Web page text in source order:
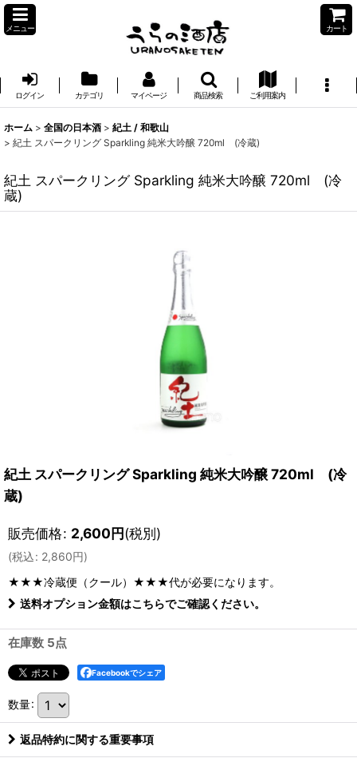
メニュー カート
ログイン カテゴリ マイページ 商品検索 ご利用案内
ホーム > 全国の日本酒 > 紀土 / 和歌山
> 紀土 スパークリング Sparkling 純米大吟醸 720ml (冷蔵)
紀土 スパークリング Sparkling 純米大吟醸 720ml (冷
蔵)
紀土 スパークリング Sparkling 純米大吟醸 720ml (冷
蔵)
販売価格: 2,600円(税別)
(税込: 2,860円)
★★★冷蔵便（クール）★★★代が必要になります。
送料オプション金額はこちらでご確認ください。
在庫数 5点
Facebookでシェア
数量:
返品特約に関する重要事項